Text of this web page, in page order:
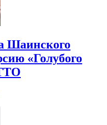
Шаинского
«Голубого